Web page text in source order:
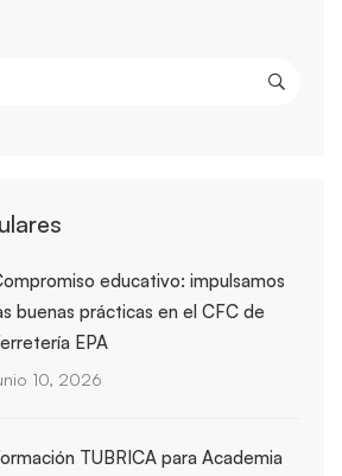
educativo: impulsamos
buenas prácticas en el CFC de
EPA
10, 2026
TUBRICA para Academia